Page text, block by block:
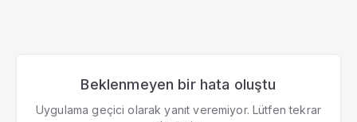
Beklenmeyen bir hata oluştu
Uygulama geçici olarak yanıt veremiyor. Lütfen tekrar